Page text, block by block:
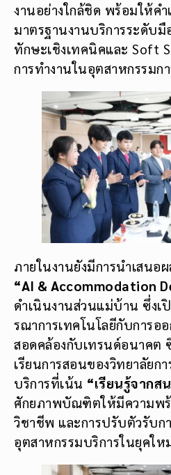
งานอย่างใกล้ชิด พร้อมให้คำ
มาตรฐานงานบริการระดับ
ทักษะเชิงเทคนิคและ Soft
การทำงานในอุตสาหกรรมก
ภายในงานยังมีการนำเสนอ
“AI & Accommodation
ดำเนินงานส่วนแม่บ้าน ซึ่งเ
รณาการเทคโนโลยีกับการอ
สอดคล้องกับเทรนด์อนาคต
เรียนการสอนของวิทยาลัยก
บริการที่เน้น “เรียนรู้จากส
ศักยภาพบัณฑิตให้มีความพ
วิชาชีพ และการปรับตัวรับก
อุตสาหกรรมบริการในยุคให